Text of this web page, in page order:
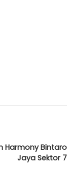
Harmony Bintaro
Jaya Sektor 7